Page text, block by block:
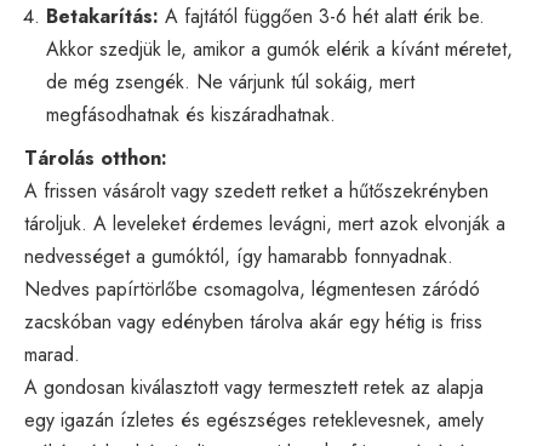
Betakarítás: A fajtától függően 3-6 hét alatt érik be.
Akkor szedjük le, amikor a gumók elérik a kívánt méretet,
de még zsengék. Ne várjunk túl sokáig, mert
megfásodhatnak és kiszáradhatnak.
Tárolás otthon:
A frissen vásárolt vagy szedett retket a hűtőszekrényben
tároljuk. A leveleket érdemes levágni, mert azok elvonják a
nedvességet a gumóktól, így hamarabb fonnyadnak.
Nedves papírtörlőbe csomagolva, légmentesen záródó
zacskóban vagy edényben tárolva akár egy hétig is friss
marad.
A gondosan kiválasztott vagy termesztett retek az alapja
egy igazán ízletes és egészséges reteklevesnek, amely